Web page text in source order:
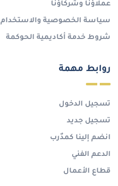
عملاؤنا وشركاؤنا
سياسة الخصوصية والاستخدام
شروط خدمة أكاديمية الحوكمة
روابط مهمة
تسجيل الدخول
تسجيل جديد
انضم إلينا كمدٌرب
الدعم الفني
قطاع الأعمال